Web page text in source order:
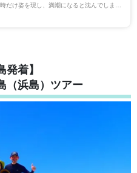
だけ姿を現し、満潮になると沈んでしまう
発着】
（浜島）ツアー